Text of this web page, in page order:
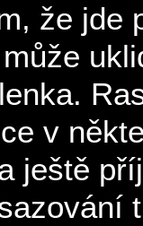
že jde
v
ještě